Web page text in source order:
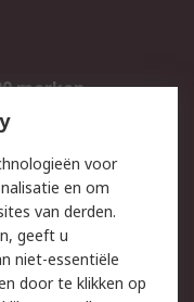
merken
veiligheid
voor
en om
van derden.
geeft u
niet-essentiële
door te klikken op